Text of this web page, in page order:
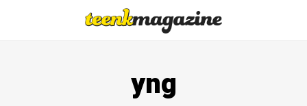
yng